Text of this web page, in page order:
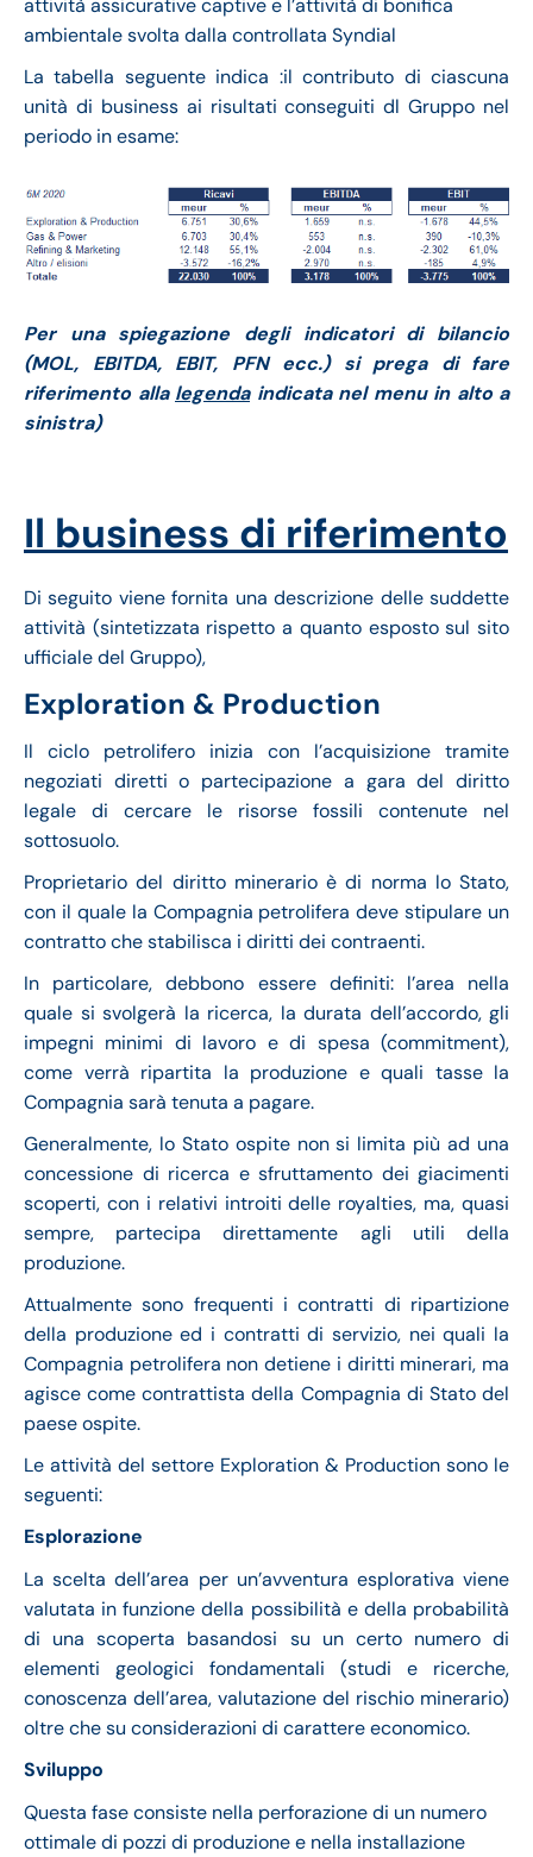
attività assicurative captive e l’attività di bonifica
ambientale svolta dalla controllata Syndial
La tabella seguente indica :il contributo di ciascuna
unità di business ai risultati conseguiti dl Gruppo nel
periodo in esame:
Per una spiegazione degli indicatori di bilancio
(MOL, EBITDA, EBIT, PFN ecc.) si prega di fare
riferimento alla legendaindicata nel menu in alto a
sinistra)
Il business di riferimento
Di seguito viene fornita una descrizione delle suddette
attività (sintetizzata rispetto a quanto esposto sul sito
ufficiale del Gruppo),
Exploration & Production
Il ciclo petrolifero inizia con l’acquisizione tramite
negoziati diretti o partecipazione a gara del diritto
legale di cercare le risorse fossili contenute nel
sottosuolo.
Proprietario del diritto minerario è di norma lo Stato,
con il quale la Compagnia petrolifera deve stipulare un
contratto che stabilisca i diritti dei contraenti.
In particolare, debbono essere definiti: l’area nella
quale si svolgerà la ricerca, la durata dell’accordo, gli
impegni minimi di lavoro e di spesa (commitment),
come verrà ripartita la produzione e quali tasse la
Compagnia sarà tenuta a pagare.
Generalmente, lo Stato ospite non si limita più ad una
concessione di ricerca e sfruttamento dei giacimenti
scoperti, con i relativi introiti delle royalties, ma, quasi
sempre, partecipa direttamente agli utili della
produzione.
Attualmente sono frequenti i contratti di ripartizione
della produzione ed i contratti di servizio, nei quali la
Compagnia petrolifera non detiene i diritti minerari, ma
agisce come contrattista della Compagnia di Stato del
paese ospite.
Le attività del settore Exploration & Production sono le
seguenti:
Esplorazione
La scelta dell’area per un’avventura esplorativa viene
valutata in funzione della possibilità e della probabilità
di una scoperta basandosi su un certo numero di
elementi geologici fondamentali (studi e ricerche,
conoscenza dell’area, valutazione del rischio minerario)
oltre che su considerazioni di carattere economico.
Sviluppo
Questa fase consiste nella perforazione di un numero
ottimale di pozzi di produzione e nella installazione